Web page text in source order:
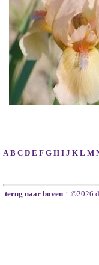
A B C D E F G H I J K L M
terug naar boven ↑ ©2026